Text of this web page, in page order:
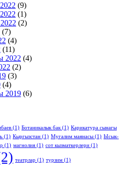
(9)
(1)
(2)
(7)
(4)
(11)
2022 (4)
(2)
(3)
(4)
2019 (6)
(1) Ботаникалык бак (1) Карикатура сынагы
(1) Кыргызстан (1) Мугалим маянасы (1) Ысык-
(1) магнолия (1) сот кызматкерлери (1)
театрлар (1) турзим (1)